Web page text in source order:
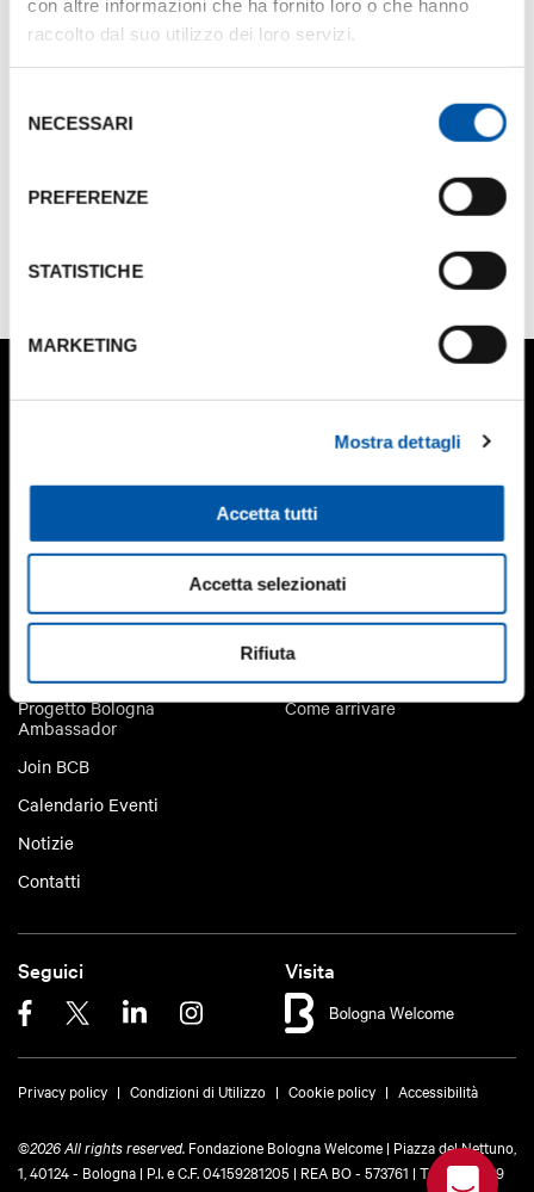
con altre informazioni che ha fornito loro o che hanno
raccolto dal suo utilizzo dei loro servizi.
delNECESSARI
PREFERENZE
STATISTICHE
MARKETING
Mostra dettagli
Accetta tutti
Accetta selezionati
Rifiuta
ISCRIVITI
Organizza il tuo evento
Trova una sede
Progetto Bologna
Ambassador
Join BCB
Calendario Eventi
Notizie
Contatti
Perché Bologna
Bologna Convention Bureau
Come arrivare
Seguici Visita
Privacy policy Condizioni di Utilizzo Cookie policy Accessibilità
©2026 All rights reserved. Fondazione Bologna Welcome | Piazza del Nettuno,
1, 40124 - Bologna | P.I. e C.F. 04159281205 | REA BO - 573761 | Telefono +39